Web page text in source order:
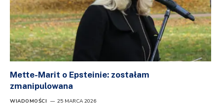
Mette-Marit o Epsteinie: zostałam
zmanipulowana
WIADOMOŚCI 25 MARCA 2026